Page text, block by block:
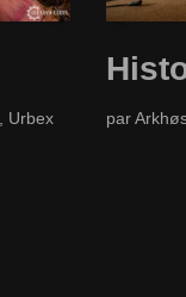
Urbex par